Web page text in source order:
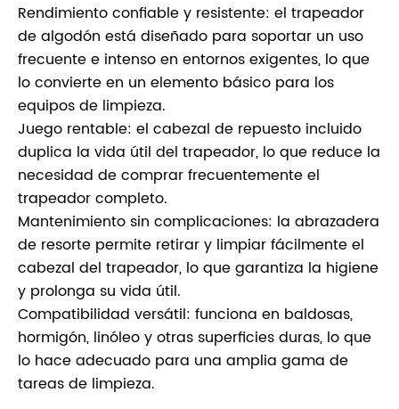
Rendimiento confiable y resistente: el trapeador
de algodón está diseñado para soportar un uso
frecuente e intenso en entornos exigentes, lo que
lo convierte en un elemento básico para los
equipos de limpieza.
Juego rentable: el cabezal de repuesto incluido
duplica la vida útil del trapeador, lo que reduce la
necesidad de comprar frecuentemente el
trapeador completo.
Mantenimiento sin complicaciones: la abrazadera
de resorte permite retirar y limpiar fácilmente el
cabezal del trapeador, lo que garantiza la higiene
y prolonga su vida útil.
Compatibilidad versátil: funciona en baldosas,
hormigón, linóleo y otras superficies duras, lo que
lo hace adecuado para una amplia gama de
tareas de limpieza.